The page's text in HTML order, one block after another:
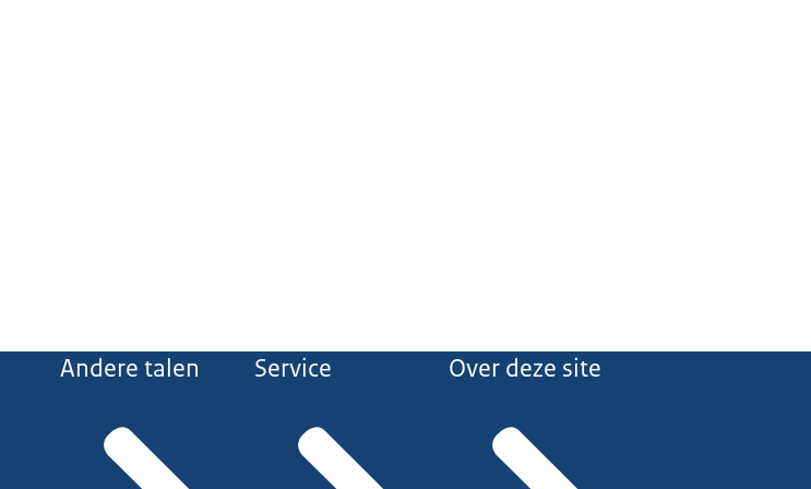
Andere talen Service Over deze site